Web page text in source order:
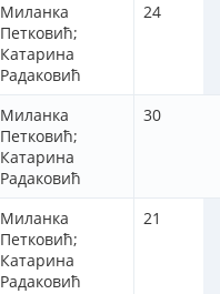
Миланка
Петковић;
Катарина
Радаковић
24
Миланка
Петковић;
Катарина
Радаковић
30
Миланка
Петковић;
Катарина
Радаковић
21